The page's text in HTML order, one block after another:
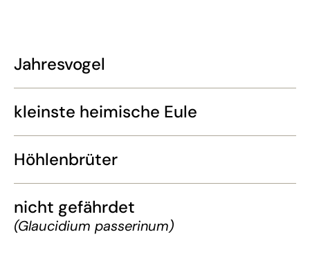
Jahresvogel
kleinste heimische Eule
Höhlenbrüter
nicht gefährdet
(Glaucidium passerinum)